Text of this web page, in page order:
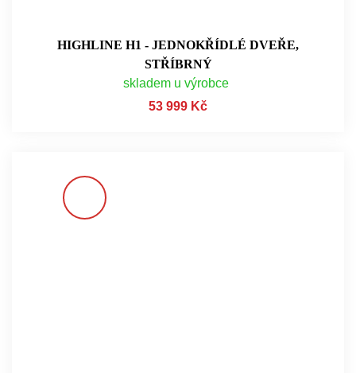
HIGHLINE H1 - JEDNOKŘÍDLÉ DVEŘE,
STŘÍBRNÝ
skladem u výrobce
53 999 Kč